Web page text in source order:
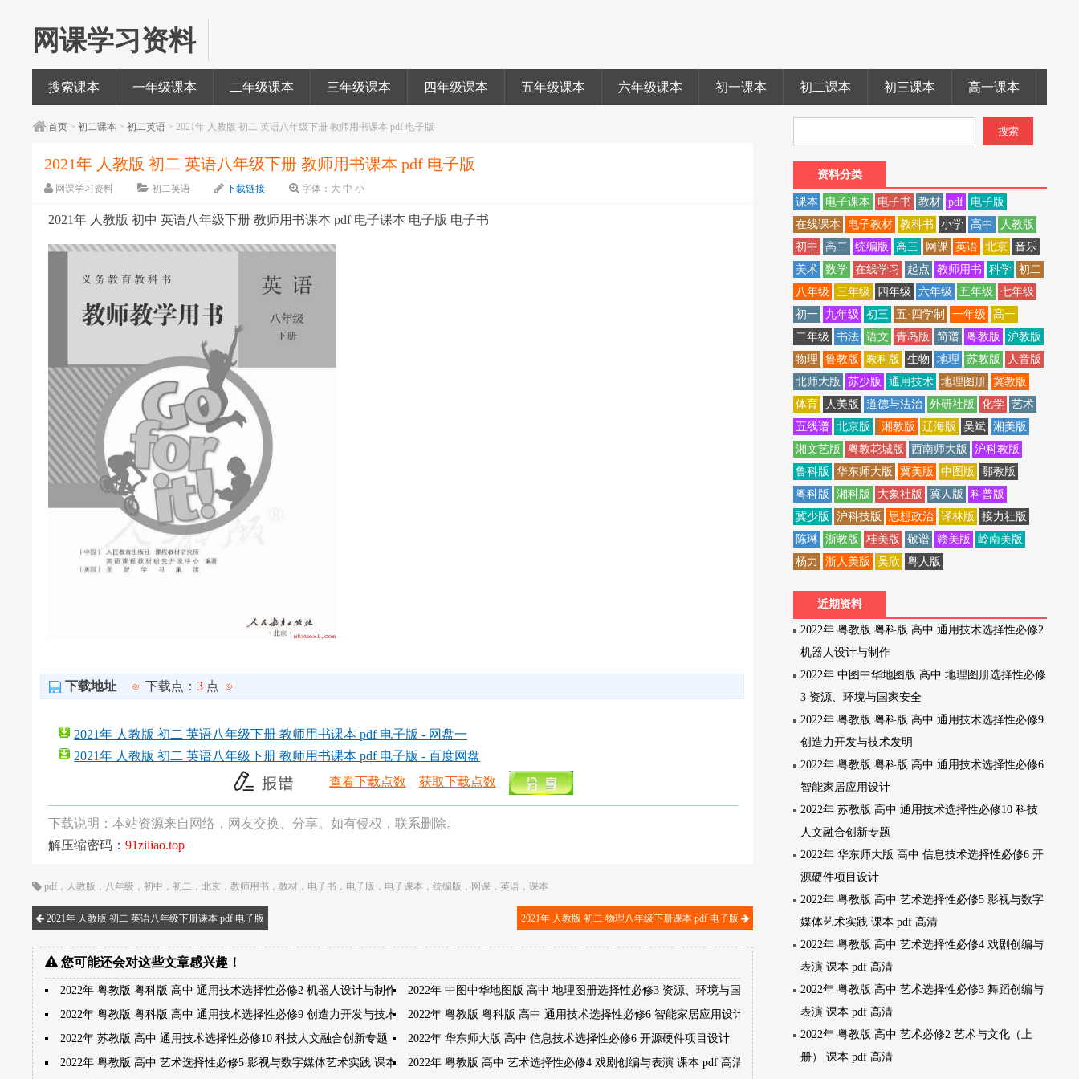
网课学习资料
搜索课本 一年级课本 二年级课本 三年级课本 四年级课本 五年级课本 六年级课本 初一课本 初二课本 初三课本 高一课本
首页 >初二课本 >初二英语 > 2021年 人教版 初二 英语八年级下册 教师用书课本 pdf 电子版
2021年 人教版 初二 英语八年级下册 教师用书课本 pdf 电子版
网课学习资料 初二英语 下载链接 字体： 大 中 小
2021年 人教版 初中 英语八年级下册 教师用书课本 pdf 电子课本 电子版 电子书
下载地址 下载点：3 点
2021年 人教版 初二 英语八年级下册 教师用书课本 pdf 电子版 - 网盘一
2021年 人教版 初二 英语八年级下册 教师用书课本 pdf 电子版 - 百度网盘
查看下载点数
获取下载点数
下载说明：本站资源来自网络，网友交换、分享。如有侵权，联系删除。
解压缩密码：91ziliao.top
pdf ， 人教版 ， 八年级 ，初中 ，初二 ，北京 ，教师用书 ，教材 ， 电子书 ， 电子版 ， 电子课本 ，统编版 ， 网课 ，英语 ，课本
2021年 人教版 初二 英语八年级下册课本 pdf 电子版 2021年 人教版 初二 物理八年级下册课本 pdf 电子版
您可能还会对这些文章感兴趣！
2022年 粤教版 粤科版 高中 通用技术选择性必修2 机器人设计与制作
2022年 中图中华地图版 高中 地理图册选择性必修3 资源、环境与国家安全
2022年 粤教版 粤科版 高中 通用技术选择性必修9 创造力开发与技术发明2022年 粤教版 粤科版 高中 通用技术选择性必修6 智能家居应用设计
2022年 苏教版 高中 通用技术选择性必修10 科技人文融合创新专题
2022年 华东师大版 高中 信息技术选择性必修6 开源硬件项目设计
2022年 粤教版 高中 艺术选择性必修5 影视与数字媒体艺术实践 课本 pdf 高清2022年 粤教版 高中 艺术选择性必修4 戏剧创编与表演 课本 pdf 高清
资料分类
课本 电子课本 电子书 教材 pdf
电子版
在线课本
电子教材 教科书 小学 高中
人教版
初中
高二 统编版 高三 网课 英语 北京
音乐
美术
数学 在线学习 起点 教师用书 科学
初二
八年级
三年级 四年级 六年级 五年级
七年级
初一
九年级 初三 五·四学制 一年级
高一
二年级
书法 语文 青岛版 简谱 粤教版
沪教版
物理
鲁教版 教科版 生物 地理 苏教版
人音版
北师大版
苏少版 通用技术 地理图册
冀教版
体育
人美版 道德与法治 外研社版 化学
艺术
五线谱
北京版 湘教版 辽海版 吴斌
湘美版
湘文艺版
粤教花城版 西南师大版
沪科教版
鲁科版
华东师大版 冀美版 中图版
鄂教版
粤科版
湘科版 大象社版 冀人版
科普版
冀少版
沪科技版 思想政治 译林版
接力社版
陈琳
浙教版 桂美版 敬谱 赣美版
岭南美版
杨力
浙人美版 吴欣 粤人版
近期资料
2022年 粤教版 粤科版 高中 通用技术选择性必修2
机器人设计与制作
2022年 中图中华地图版 高中 地理图册选择性必修
3 资源、环境与国家安全
2022年 粤教版 粤科版 高中 通用技术选择性必修9
创造力开发与技术发明
2022年 粤教版 粤科版 高中 通用技术选择性必修6
智能家居应用设计
2022年 苏教版 高中 通用技术选择性必修10 科技
人文融合创新专题
2022年 华东师大版 高中 信息技术选择性必修6 开
源硬件项目设计
2022年 粤教版 高中 艺术选择性必修5 影视与数字
媒体艺术实践 课本 pdf 高清
2022年 粤教版 高中 艺术选择性必修4 戏剧创编与
表演 课本 pdf 高清
2022年 粤教版 高中 艺术选择性必修3 舞蹈创编与
表演 课本 pdf 高清
2022年 粤教版 高中 艺术必修2 艺术与文化（上
册） 课本 pdf 高清